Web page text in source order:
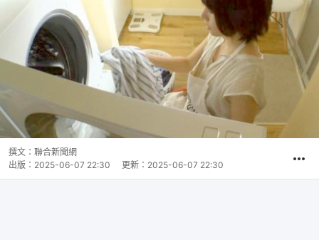
撰文： 聯合新聞網
出版： 2025-06-07 22:30 更新： 2025-06-07 22:30